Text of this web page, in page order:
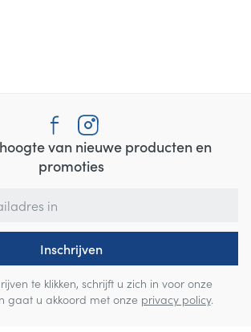
van nieuwe producten en
promoties
Inschrijven
te klikken, schrijft u zich in voor onze
gaat u akkoord met onze privacy policy.